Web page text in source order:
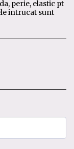
perie, elastic pt
intrucat sunt